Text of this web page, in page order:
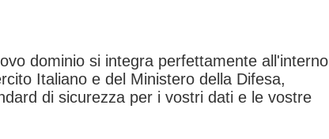
dominio si integra perfettamente all'interno
Italiano e del Ministero della Difesa,
di sicurezza per i vostri dati e le vostre